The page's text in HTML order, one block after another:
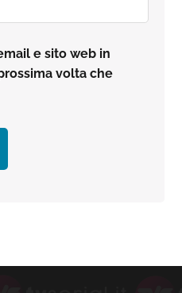
e sito web in
volta che